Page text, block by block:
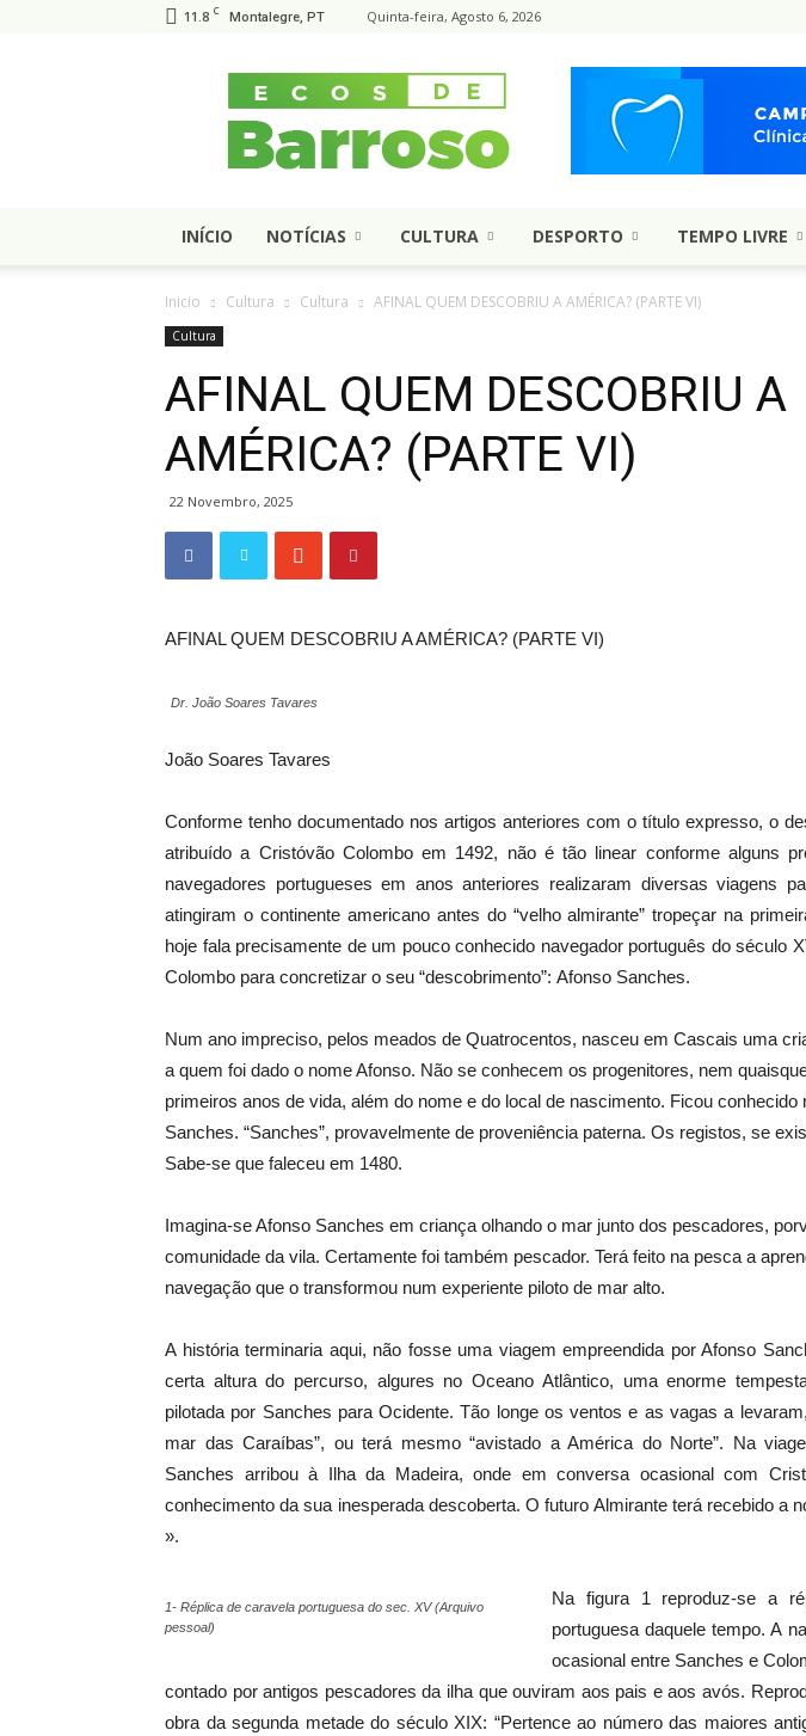
11.8 C Montalegre, PT Quinta-feira, Agosto 6, 2026
Ecos
de
Barroso
INÍCIO NOTÍCIAS CULTURA DESPORTO TEMPO LIVRE
Inicio Cultura Cultura AFINAL QUEM DESCOBRIU A AMÉRICA? (PARTE VI)
Cultura
AFINAL QUEM DESCOBRIU A
AMÉRICA? (PARTE VI)
22 Novembro, 2025
AFINAL QUEM DESCOBRIU A AMÉRICA? (PARTE VI)
Dr. João Soares Tavares
João Soares Tavares
Conforme tenho documentado nos artigos anteriores com o título expresso, o
atribuído a Cristóvão Colombo em 1492, não é tão linear conforme alguns
navegadores portugueses em anos anteriores realizaram diversas viagens
atingiram o continente americano antes do “velho almirante” tropeçar na
hoje fala precisamente de um pouco conhecido navegador português do século
Colombo para concretizar o seu “descobrimento”: Afonso Sanches.
Num ano impreciso, pelos meados de Quatrocentos, nasceu em Cascais uma
a quem foi dado o nome Afonso. Não se conhecem os progenitores, nem
primeiros anos de vida, além do nome e do local de nascimento. Ficou conhecido
Sanches. “Sanches”, provavelmente de proveniência paterna. Os registos, se
Sabe-se que faleceu em 1480.
Imagina-se Afonso Sanches em criança olhando o mar junto dos pescadores,
comunidade da vila. Certamente foi também pescador. Terá feito na pesca a
navegação que o transformou num experiente piloto de mar alto.
A história terminaria aqui, não fosse uma viagem empreendida por Afonso
certa altura do percurso, algures no Oceano Atlântico, uma enorme
pilotada por Sanches para Ocidente. Tão longe os ventos e as vagas a
mar das Caraíbas”, ou terá mesmo “avistado a América do Norte”. Na
Sanches arribou à Ilha da Madeira, onde em conversa ocasional com
conhecimento da sua inesperada descoberta. O futuro Almirante terá recebido a
».
1- Réplica de caravela portuguesa do sec. XV (Arquivo
pessoal)
Na figura 1 reproduz-se a
portuguesa daquele tempo. A
ocasional entre Sanches e
contado por antigos pescadores da ilha que ouviram aos pais e aos avós.
obra da segunda metade do século XIX: “Pertence ao número das maiores